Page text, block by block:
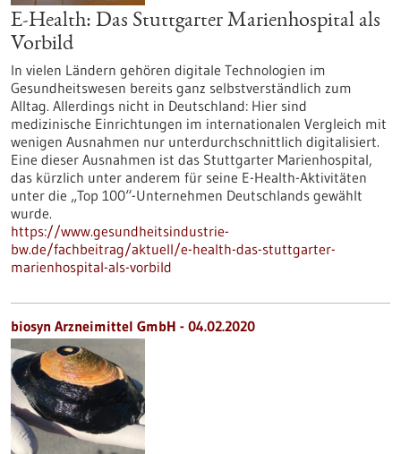
E-Health: Das Stuttgarter Marienhospital als
Vorbild
In vielen Ländern gehören digitale Technologien im
Gesundheitswesen bereits ganz selbstverständlich zum
Alltag. Allerdings nicht in Deutschland: Hier sind
medizinische Einrichtungen im internationalen Vergleich mit
wenigen Ausnahmen nur unterdurchschnittlich digitalisiert.
Eine dieser Ausnahmen ist das Stuttgarter Marienhospital,
das kürzlich unter anderem für seine E-Health-Aktivitäten
unter die „Top 100“-Unternehmen Deutschlands gewählt
wurde.
https://www.gesundheitsindustrie-
bw.de/fachbeitrag/aktuell/e-health-das-stuttgarter-
marienhospital-als-vorbild
biosyn Arzneimittel GmbH - 04.02.2020